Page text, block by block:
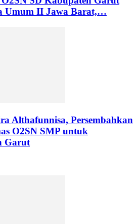
Umum II Jawa Barat,…
Althafunnisa, Persembahkan
O2SN SMP untuk
Garut